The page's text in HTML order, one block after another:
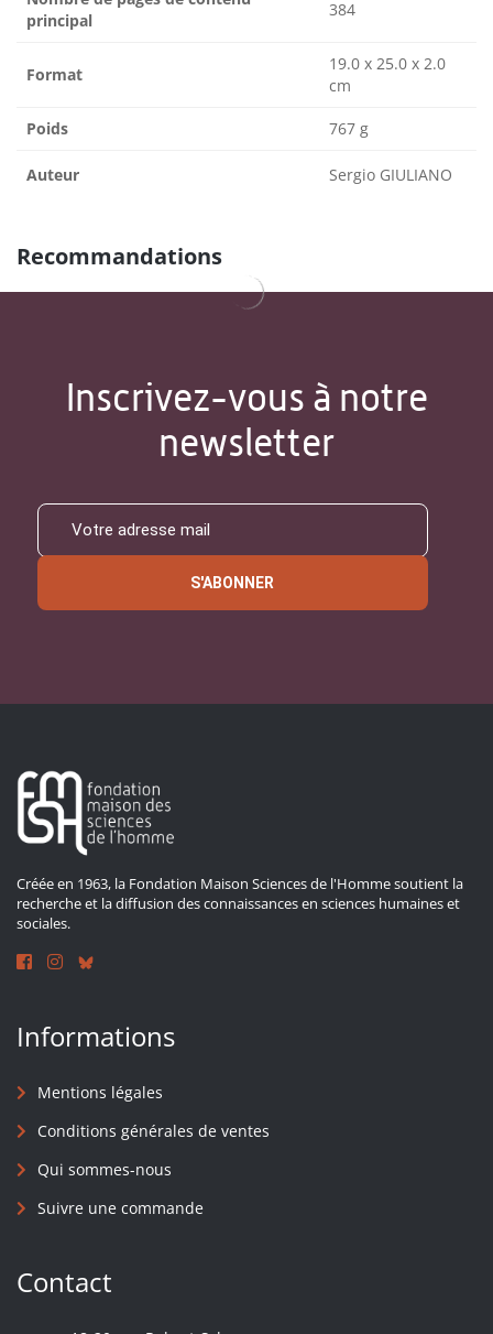
principal
384
Format
19.0 x 25.0 x 2.0
cm
Poids 767 g
Auteur Sergio GIULIANO
Recommandations
Inscrivez-vous à notre
newsletter
S'ABONNER
Créée en 1963, la Fondation Maison Sciences de l'Homme soutient la
recherche et la diffusion des connaissances en sciences humaines et
sociales.
Informations
Mentions légales
Conditions générales de ventes
Qui sommes-nous
Suivre une commande
Contact